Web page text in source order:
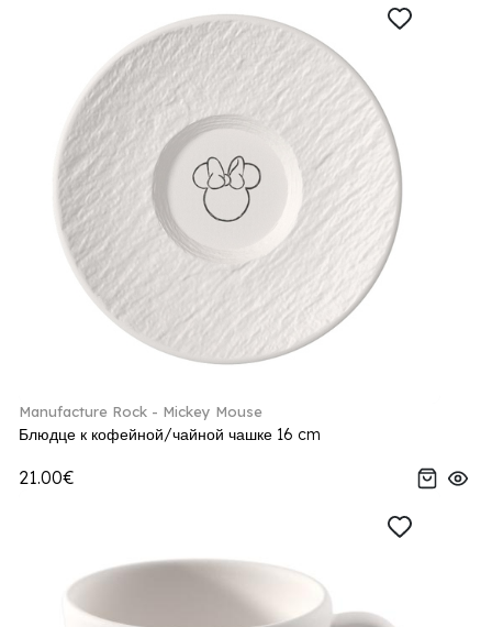
Manufacture Rock - Mickey Mouse
Блюдце к кофейной/чайной чашке 16 cm
21.00€